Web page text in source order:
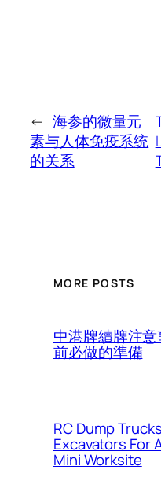
← 海参的微量元
素与人体免疫系统
的关系
MORE POSTS
中港牌續牌注
前必做的準備
RC Dump
Excavators For
Mini Worksite